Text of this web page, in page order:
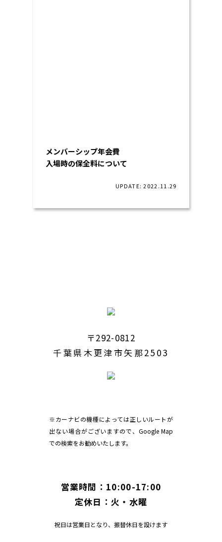
メンバーシップ年会費
入場時の保全料について
UPDATE: 2022.11.29
〒292-0812
千葉県木更津市矢那2503
※カーナビの機種によっては正しいルートが
出ない場合がございますので、Google Map
での検索をお勧めいたします。
営業時間：10:00-17:00
定休日：火・水曜
祝日は営業日となり、振替休日を設けます